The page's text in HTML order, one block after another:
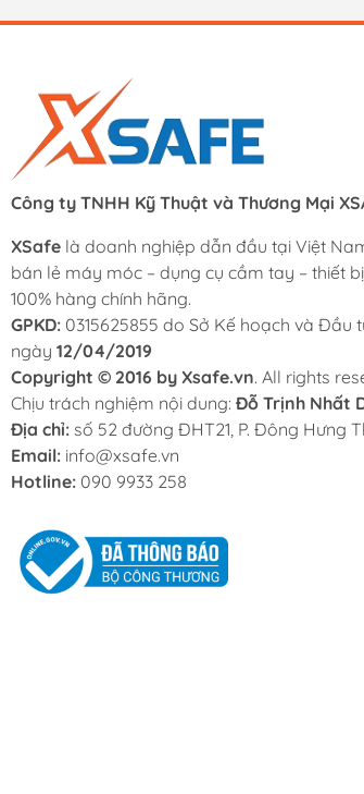
Công ty TNHH Kỹ Thuật và Thương Mại
XSafe là doanh nghiệp dẫn đầu tại Việt
bán lẻ máy móc – dụng cụ cầm tay – thiết
100% hàng chính hãng.
GPKD: 0315625855 do Sở Kế hoạch và Đầu
ngày 12/04/2019
Copyright © 2016 by Xsafe.vn. All rights
Chịu trách nghiệm nội dung: Đỗ Trịnh Nhất
Địa chỉ: số 52 đường ĐHT21, P. Đông Hưng
Email: info@xsafe.vn
Hotline: 090 9933 258